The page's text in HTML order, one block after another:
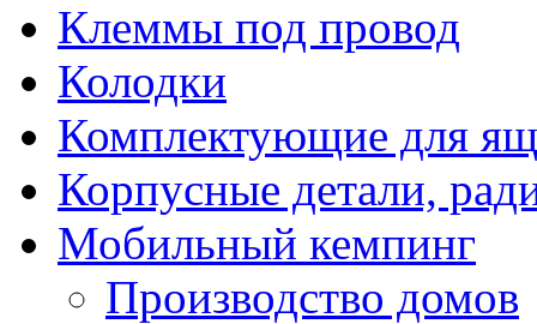
Клеммы под провод
Колодки
Комплектующие для
Корпусные детали,
Мобильный кемпинг
Производство домов